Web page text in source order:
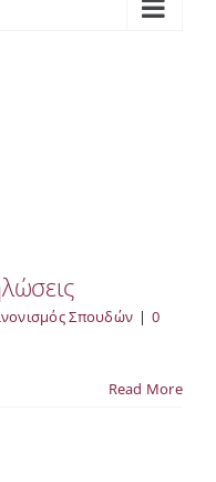
Σπουδών | 0
Read More